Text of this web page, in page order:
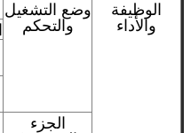
الوظيفة
والأداء
وضع التشغيل
والتحكم
الجزء